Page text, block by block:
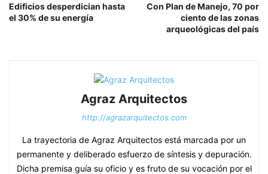
Edificios desperdician hasta
el 30% de su energía
Con Plan de Manejo, 70 por
ciento de las zonas
arqueológicas del país
Agraz Arquitectos
http://agrazarquitectos.com
La trayectoria de Agraz Arquitectos está marcada por un
permanente y deliberado esfuerzo de síntesis y depuración.
Dicha premisa guía su oficio y es fruto de su vocación por el